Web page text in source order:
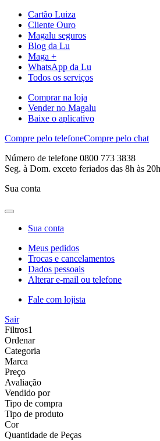
Cartão Luiza
Cliente Ouro
Magalu seguros
Blog da Lu
Maga +
WhatsApp da Lu
Todos os serviços
Comprar na loja
Vender no Magalu
Baixe o aplicativo
Compre pelo telefoneCompre pelo chat
Número de telefone 0800 773 3838
Seg. à Dom. exceto feriados das 8h às 20h
Sua conta
Sua conta
Meus pedidos
Trocas e cancelamentos
Dados pessoais
Alterar e-mail ou telefone
Fale com lojista
Sair
Filtros1
Ordenar
Categoria
Marca
Preço
Avaliação
Vendido por
Tipo de compra
Tipo de produto
Cor
Quantidade de Peças